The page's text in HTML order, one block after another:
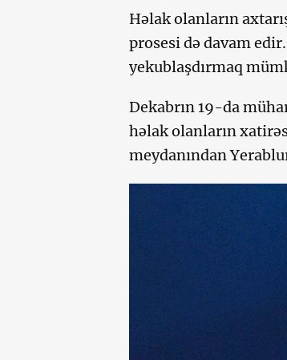
Həlak olanların
prosesi də davam
yekublaşdırmaq
Dekabrın 19-da
həlak olanların
meydanından